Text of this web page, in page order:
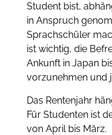
Student bist,
in Anspruch
Sprachschüler
ist wichtig, die
Ankunft in Japan
vorzunehmen und
Das Rentenjahr
Für Studenten ist
von April bis März.